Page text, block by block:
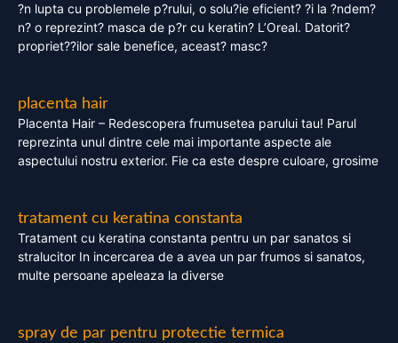
?n lupta cu problemele p?rului, o solu?ie eficient? ?i la ?ndem?
n? o reprezint? masca de p?r cu keratin? L’Oreal. Datorit?
propriet??ilor sale benefice, aceast? masc?
placenta hair
Placenta Hair – Redescopera frumusetea parului tau! Parul
reprezinta unul dintre cele mai importante aspecte ale
aspectului nostru exterior. Fie ca este despre culoare, grosime
tratament cu keratina constanta
Tratament cu keratina constanta pentru un par sanatos si
stralucitor In incercarea de a avea un par frumos si sanatos,
multe persoane apeleaza la diverse
spray de par pentru protectie termica